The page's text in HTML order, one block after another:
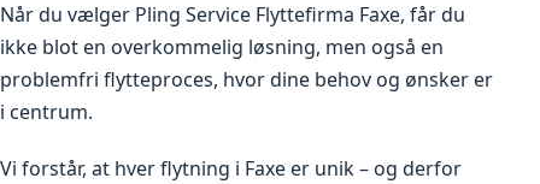
Når du vælger Pling Service Flyttefirma Faxe, får du
ikke blot en overkommelig løsning, men også en
problemfri flytteproces, hvor dine behov og ønsker er
i centrum.
Vi forstår, at hver flytning i Faxe er unik – og derfor